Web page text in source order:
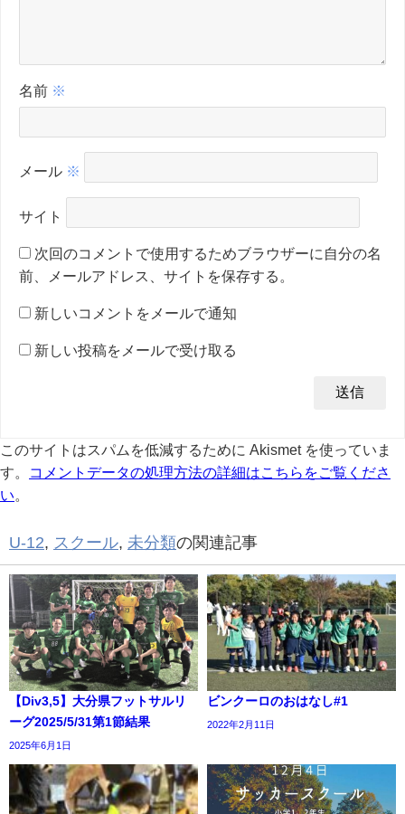
名前 ※
メール ※
サイト
次回のコメントで使用するためブラウザーに自分の名
前、メールアドレス、サイトを保存する。
新しいコメントをメールで通知
新しい投稿をメールで受け取る
このサイトはスパムを低減するために Akismet を使っていま
す。
コメントデータの処理方法の詳細はこちらをご覧くださ
い
U-12, スクール, 未分類の関連記事
【Div3,5】大分県フットサルリ
ーグ2025/5/31第1節結果
2025年6月1日
ビンクーロのおはなし#1
2022年2月11日